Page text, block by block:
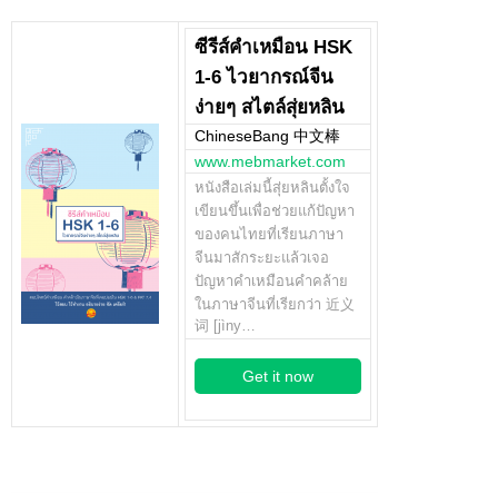
ซีรีส์คำเหมือน HSK
1-6 ไวยากรณ์จีน
ง่ายๆ สไตล์สุ่ยหลิน
ChineseBang 中文棒
www.mebmarket.com
หนังสือเล่มนี้สุ่ยหลินตั้งใจ
เขียนขึ้นเพื่อช่วยแก้ปัญหา
ของคนไทยที่เรียนภาษา
จีนมาสักระยะแล้วเจอ
ปัญหาคำเหมือนคำคล้าย
ในภาษาจีนที่เรียกว่า 近义
词 [jìny…
Get it now